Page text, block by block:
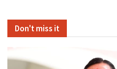
Don't miss it